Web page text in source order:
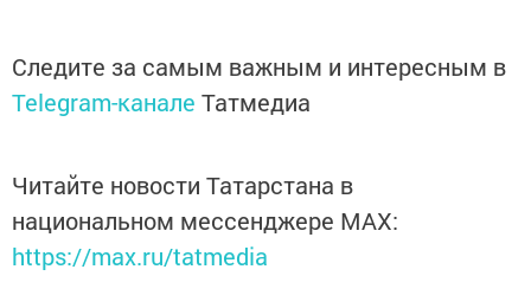
Следите за самым важным и интересным в
Telegram-канале Татмедиа
Читайте новости Татарстана в
национальном мессенджере MАХ:
https://max.ru/tatmedia